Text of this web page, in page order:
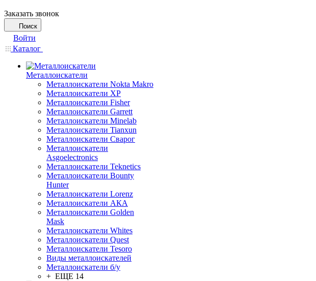
Заказать звонок
Поиск
Войти
Каталог
Металлоискатели
Металлоискатели Nokta Makro
Металлоискатели XP
Металлоискатели Fisher
Металлоискатели Garrett
Металлоискатели Minelab
Металлоискатели Tianxun
Металлоискатели Сварог
Металлоискатели
Asgoelectronics
Металлоискатели Teknetics
Металлоискатели Bounty
Hunter
Металлоискатели Lorenz
Металлоискатели АКА
Металлоискатели Golden
Mask
Металлоискатели Whites
Металлоискатели Quest
Металлоискатели Tesoro
Виды металлоискателей
Металлоискатели б/у
+ ЕЩЕ 14